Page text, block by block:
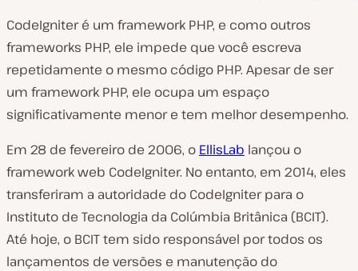
CodeIgniter é um framework PHP, e como outros
frameworks PHP, ele impede que você escreva
repetidamente o mesmo código PHP. Apesar de ser
um framework PHP, ele ocupa um espaço
significativamente menor e tem melhor desempenho.
Em 28 de fevereiro de 2006, o EllisLab lançou o
framework web CodeIgniter. No entanto, em 2014, eles
transferiram a autoridade do CodeIgniter para o
Instituto de Tecnologia da Colúmbia Britânica (BCIT).
Até hoje, o BCIT tem sido responsável por todos os
lançamentos de versões e manutenção do